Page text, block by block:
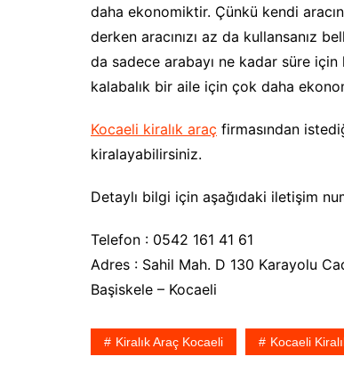
daha ekonomiktir. Çünkü kendi
derken aracınızı az da kullansanız
da sadece arabayı ne kadar süre için
kalabalık bir aile için çok daha
Kocaeli kiralık araç firmasından
kiralayabilirsiniz.
Detaylı bilgi için aşağıdaki iletişim
Telefon : 0542 161 41 61
Adres : Sahil Mah. D 130 Karayolu
Başiskele – Kocaeli
Kiralık Araç Kocaeli Kocaeli